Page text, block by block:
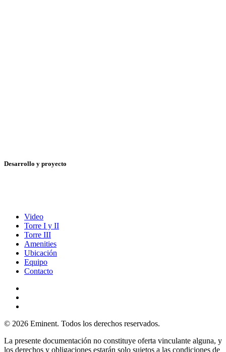
Desarrollo y proyecto
Video
Torre I y II
Torre III
Amenities
Ubicación
Equipo
Contacto
© 2026 Eminent. Todos los derechos reservados.
La presente documentación no constituye oferta vinculante alguna, y
los derechos y obligaciones estarán solo sujetos a las condiciones de